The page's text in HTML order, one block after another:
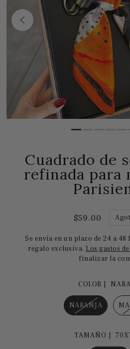
Cuadrado de
refinada para
$59.00
Se envía en un plazo de 24 a 48
regalo exclusiva. Los gastos
finalizar la
COLOR |
NARANJA
TAMAÑO |